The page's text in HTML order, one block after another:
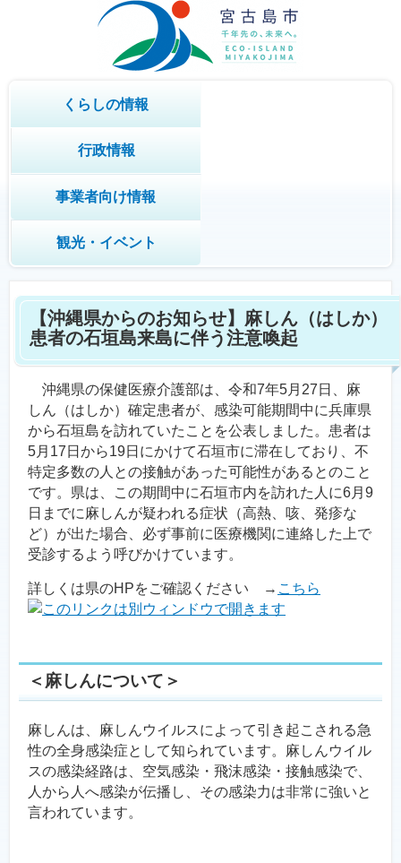
くらしの情報
行政情報
事業者向け情報
観光・イベント
【沖縄県からのお知らせ】麻しん（はしか）
患者の石垣島来島に伴う注意喚起
沖縄県の保健医療介護部は、令和7年5月27日、麻
しん（はしか）確定患者が、感染可能期間中に兵庫県
から石垣島を訪れていたことを公表しました。患者は
5月17日から19日にかけて石垣市に滞在しており、不
特定多数の人との接触があった可能性があるとのこと
です。県は、この期間中に石垣市内を訪れた人に6月9
日までに麻しんが疑われる症状（高熱、咳、発疹な
ど）が出た場合、必ず事前に医療機関に連絡した上で
受診するよう呼びかけています。
詳しくは県のHPをご確認ください → こちら
＜麻しんについて＞
麻しんは、麻しんウイルスによって引き起こされる急
性の全身感染症として知られています。麻しんウイル
スの感染経路は、空気感染・飛沫感染・接触感染で、
人から人へ感染が伝播し、その感染力は非常に強いと
言われています。